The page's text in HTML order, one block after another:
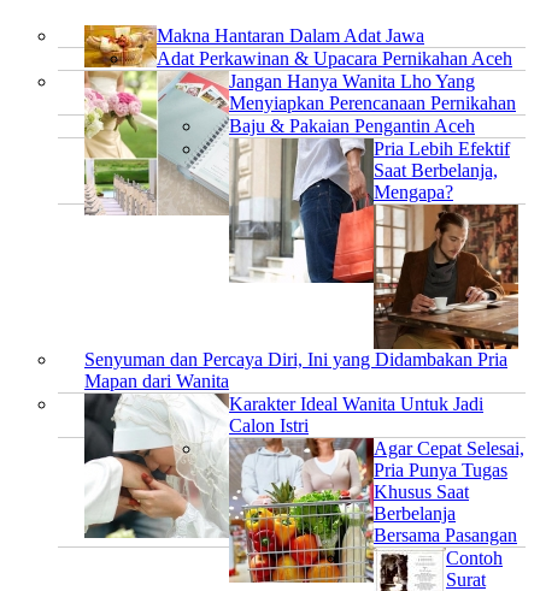
Makna Hantaran Dalam Adat Jawa
Adat Perkawinan & Upacara Pernikahan Aceh
Jangan Hanya Wanita Lho Yang
Menyiapkan Perencanaan Pernikahan
Baju & Pakaian Pengantin Aceh
Pria Lebih Efektif
Saat Berbelanja,
Mengapa?
Senyuman dan Percaya Diri, Ini yang Didambakan Pria
Mapan dari Wanita
Karakter Ideal Wanita Untuk Jadi
Calon Istri
Agar Cepat Selesai,
Pria Punya Tugas
Khusus Saat
Berbelanja
Bersama Pasangan
Contoh
Surat